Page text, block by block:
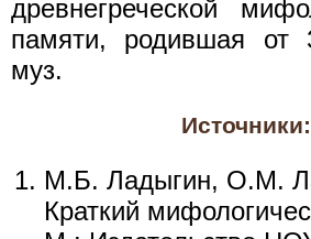
древнегреческой
памяти, родившая от
муз.
Источники:
М.Б. Ладыгин, О.М.
Краткий